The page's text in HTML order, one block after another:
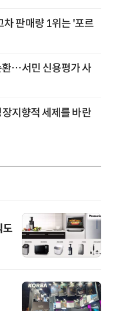
차 판매량 1위는 '포르
환…서민 신용평가 사
지향적 세제를 바란
도